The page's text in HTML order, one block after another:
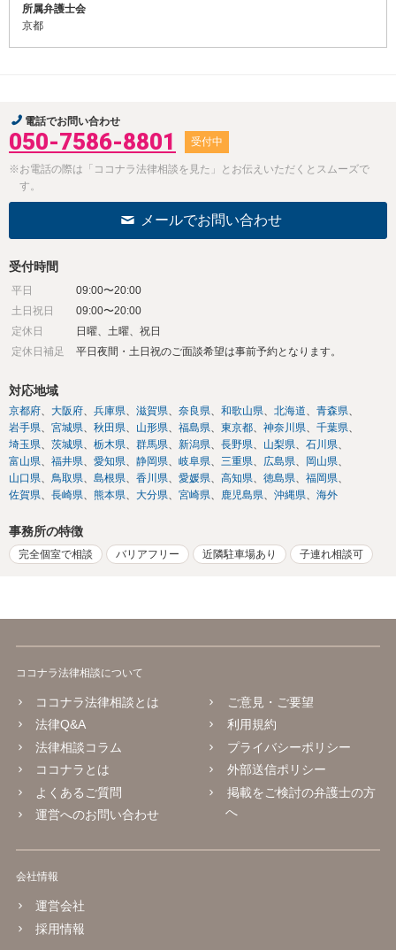
所属弁護士会
京都
電話でお問い合わせ
050-7586-8801 受付中
※お電話の際は「ココナラ法律相談を見た」とお伝えいただくとスムーズで
す。
メールでお問い合わせ
受付時間
平日
09:00〜20:00
土日祝日
09:00〜20:00
定休日
日曜、土曜、祝日
定休日補足
平日夜間・土日祝のご面談希望は事前予約となります。
対応地域
京都府 大阪府 兵庫県 滋賀県 奈良県 和歌山県 北海道
青森県
岩手県
宮城県 秋田県 山形県 福島県 東京都 神奈川県
千葉県
埼玉県
茨城県 栃木県 群馬県 新潟県 長野県 山梨県
石川県
富山県
福井県 愛知県 静岡県 岐阜県 三重県 広島県
岡山県
山口県
鳥取県 島根県 香川県 愛媛県 高知県 徳島県
福岡県
佐賀県
長崎県 熊本県 大分県 宮崎県 鹿児島県 沖縄県 海外
事務所の特徴
完全個室で相談 バリアフリー 近隣駐車場あり 子連れ相談可
ココナラ法律相談について
ココナラ法律相談とは
法律Q&A
法律相談コラム
ココナラとは
よくあるご質問
運営へのお問い合わせ
ご意見・ご要望
利用規約
プライバシーポリシー
外部送信ポリシー
掲載をご検討の弁護士の方
へ
会社情報
運営会社
採用情報